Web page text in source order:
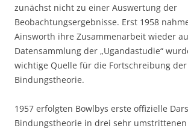
zunächst nicht zu einer Auswertung der
Beobachtungsergebnisse. Erst 1958
Ainsworth ihre Zusammenarbeit wieder
Datensammlung der „Ugandastudie“
wichtige Quelle für die Fortschreibung der
Bindungstheorie.
1957 erfolgten Bowlbys erste offizielle
Bindungstheorie in drei sehr